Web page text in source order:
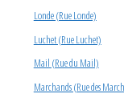
Londe (Rue Londe)
Luchet (Rue Luchet)
Mail (Rue du Mail)
Marchands (Rue des